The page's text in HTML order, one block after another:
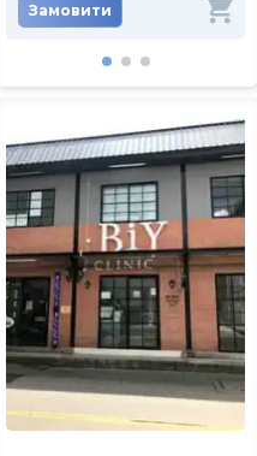
Замовити
Замовити